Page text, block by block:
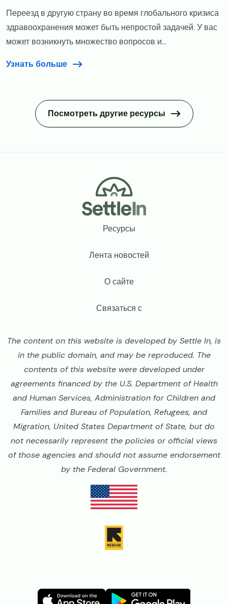
Переезд в другую страну во время глобального кризиса
здравоохранения может быть непростой задачей. У вас
может возникнуть множество вопросов и...
Узнать больше
Посмотреть другие ресурсы
Ресурсы
Лента новостей
О сайте
Связаться с
The content on this website is developed by Settle In, is
in the public domain, and may be reproduced. The
contents of this website were developed under
agreements financed by the U.S. Department of Health
and Human Services, Administration for Children and
Families and Bureau of Population, Refugees, and
Migration, United States Department of State, but do
not necessarily represent the policies or official views
of those agencies and should not assume endorsement
by the Federal Government.
Image Image